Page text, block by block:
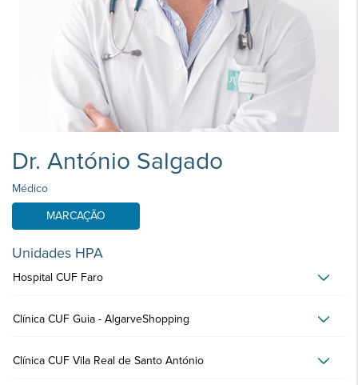
Dr. António Salgado
Médico
MARCAÇÃO
Unidades HPA
Hospital CUF Faro
Clínica CUF Guia - AlgarveShopping
Clínica CUF Vila Real de Santo António